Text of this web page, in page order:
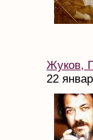
Жуков,
22